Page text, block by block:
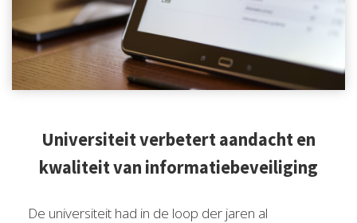
Universiteit verbetert aandacht en
kwaliteit van informatiebeveiliging
De universiteit had in de loop der jaren al